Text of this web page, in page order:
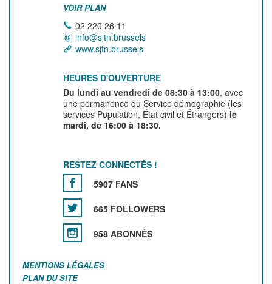
VOIR PLAN
02 220 26 11
info@sjtn.brussels
www.sjtn.brussels
HEURES D'OUVERTURE
Du lundi au vendredi de 08:30 à 13:00, avec
une permanence du Service démographie (les
services Population, État civil et Étrangers) le
mardi, de 16:00 à 18:30.
RESTEZ CONNECTÉS !
5907 FANS
665 FOLLOWERS
958 ABONNÉS
MENTIONS LÉGALES
PLAN DU SITE